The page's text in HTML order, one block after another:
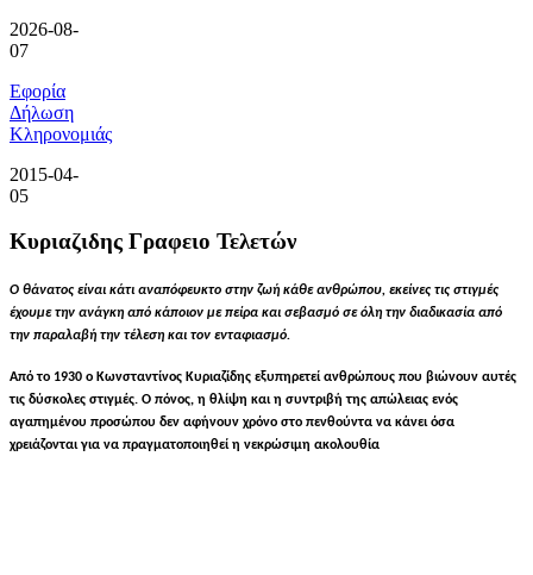
2026-08-
07
Εφορία
Δήλωση
Κληρονομιάς
2015-04-
05
Κυριαζιδης Γραφειο Τελετών
Ο θάνατος είναι κάτι αναπόφευκτο στην ζωή κάθε ανθρώπου, εκείνες τις στιγμές
έχουμε την ανάγκη από κάποιον με πείρα και σεβασμό σε όλη την διαδικασία από
την παραλαβή την τέλεση και τον ενταφιασμό.
Από το 1930 ο Κωνσταντίνος Κυριαζίδης εξυπηρετεί ανθρώπους που βιώνουν αυτές
τις δύσκολες στιγμές. Ο πόνος, η θλίψη και η συντριβή της απώλειας ενός
αγαπημένου προσώπου δεν αφήνουν χρόνο στο πενθούντα να κάνει όσα
χρειάζονται για να πραγματοποιηθεί η νεκρώσιμη ακολουθία